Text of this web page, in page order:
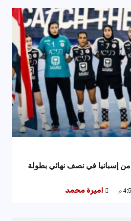
إسبانيا في نصف نهائي بطولة
اميرة محمد